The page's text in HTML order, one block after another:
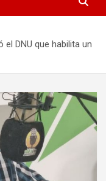
el DNU que habilita un